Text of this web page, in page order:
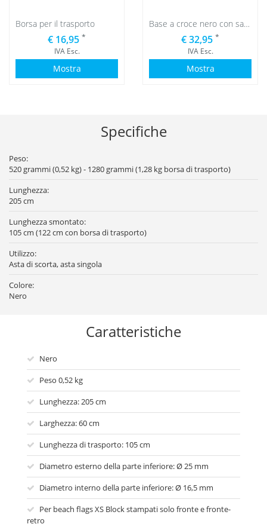
Borsa per il trasporto
€ 16,95 *
IVA Esc.
Mostra
Base a croce nero con sacca d'acqua nero
€ 32,95 *
IVA Esc.
Mostra
Specifiche
Peso:
520 grammi (0,52 kg) - 1280 grammi (1,28 kg borsa di trasporto)
Lunghezza:
205 cm
Lunghezza smontato:
105 cm (122 cm con borsa di trasporto)
Utilizzo:
Asta di scorta, asta singola
Colore:
Nero
Caratteristiche
Nero
Peso 0,52 kg
Lunghezza: 205 cm
Larghezza: 60 cm
Lunghezza di trasporto: 105 cm
Diametro esterno della parte inferiore: Ø 25 mm
Diametro interno della parte inferiore: Ø 16,5 mm
Per beach flags XS Block stampati solo fronte e fronte-
retro